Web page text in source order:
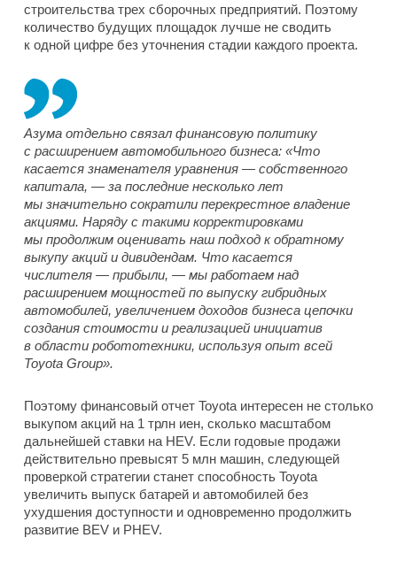
строительства трех сборочных предприятий. Поэтому
количество будущих площадок лучше не сводить
к одной цифре без уточнения стадии каждого проекта.
Азума отдельно связал финансовую политику
с расширением автомобильного бизнеса: «Что
касается знаменателя уравнения — собственного
капитала, — за последние несколько лет
мы значительно сократили перекрестное владение
акциями. Наряду с такими корректировками
мы продолжим оценивать наш подход к обратному
выкупу акций и дивидендам. Что касается
числителя — прибыли, — мы работаем над
расширением мощностей по выпуску гибридных
автомобилей, увеличением доходов бизнеса цепочки
создания стоимости и реализацией инициатив
в области робототехники, используя опыт всей
Toyota Group».
Поэтому финансовый отчет Toyota интересен не столько
выкупом акций на 1 трлн иен, сколько масштабом
дальнейшей ставки на HEV. Если годовые продажи
действительно превысят 5 млн машин, следующей
проверкой стратегии станет способность Toyota
увеличить выпуск батарей и автомобилей без
ухудшения доступности и одновременно продолжить
развитие BEV и PHEV.